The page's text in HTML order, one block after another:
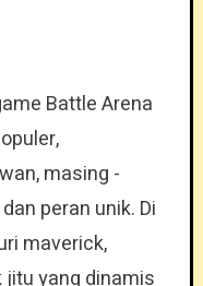
Battle Arena
masing -
peran unik. Di
maverick,
yang dinamis